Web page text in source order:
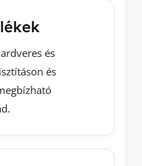
és
és